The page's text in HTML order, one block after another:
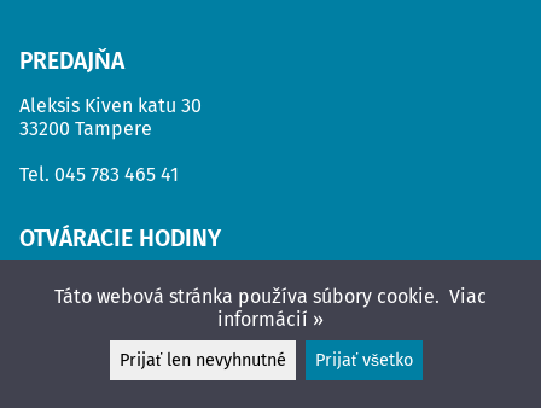
PREDAJŇA
Aleksis Kiven katu 30
33200 Tampere
Tel. 045 783 465 41
OTVÁRACIE HODINY
3.8. - 9.8.:
Táto webová stránka používa súbory cookie. Viac
informácií »
Prijať len nevyhnutné Prijať všetko